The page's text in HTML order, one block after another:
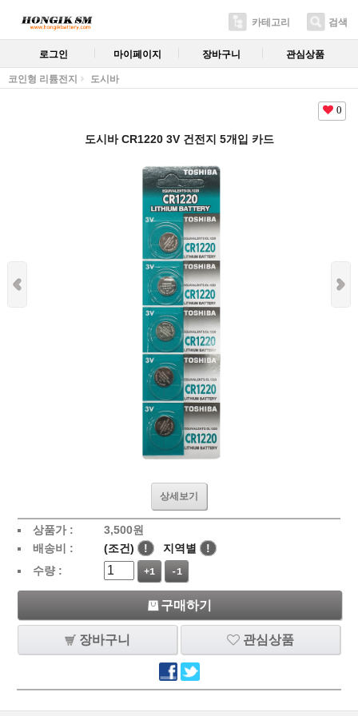
카테고리 검색
로그인 마이페이지 장바구니 관심상품
코인형 리튬전지 도시바
0
도시바 CR1220 3V 건전지 5개입 카드
상세보기
상품가 : 3,500원
배송비 :
(조건) ! 지역별
!
수량 :
+1 -1
구매하기
장바구니 관심상품